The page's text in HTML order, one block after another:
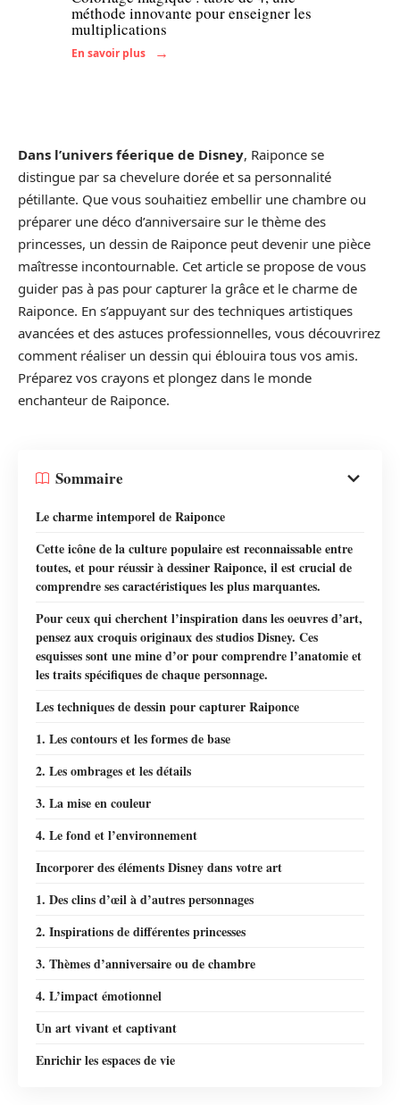
méthode innovante pour enseigner les
multiplications
En savoir plus
Dans l’univers féerique de Disney, Raiponce se
distingue par sa chevelure dorée et sa personnalité
pétillante. Que vous souhaitiez embellir une chambre ou
préparer une déco d’anniversaire sur le thème des
princesses, un dessin de Raiponce peut devenir une pièce
maîtresse incontournable. Cet article se propose de vous
guider pas à pas pour capturer la grâce et le charme de
Raiponce. En s’appuyant sur des techniques artistiques
avancées et des astuces professionnelles, vous découvrirez
comment réaliser un dessin qui éblouira tous vos amis.
Préparez vos crayons et plongez dans le monde
enchanteur de Raiponce.
Sommaire
Le charme intemporel de Raiponce
Cette icône de la culture populaire est reconnaissable entre
toutes, et pour réussir à dessiner Raiponce, il est crucial de
comprendre ses caractéristiques les plus marquantes.
Pour ceux qui cherchent l’inspiration dans les oeuvres d’art,
pensez aux croquis originaux des studios Disney. Ces
esquisses sont une mine d’or pour comprendre l’anatomie et
les traits spécifiques de chaque personnage.
Les techniques de dessin pour capturer Raiponce
1. Les contours et les formes de base
2. Les ombrages et les détails
3. La mise en couleur
4. Le fond et l’environnement
Incorporer des éléments Disney dans votre art
1. Des clins d’œil à d’autres personnages
2. Inspirations de différentes princesses
3. Thèmes d’anniversaire ou de chambre
4. L’impact émotionnel
Un art vivant et captivant
Enrichir les espaces de vie